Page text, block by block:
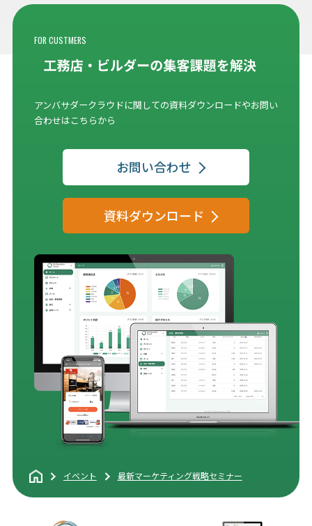
FOR CUSTMERS
アンバサダークラウドに関しての資料ダウンロードやお問い
合わせはこちらから
お問い合わせ
資料ダウンロード
イベント 最新マーケティング戦略セミナー